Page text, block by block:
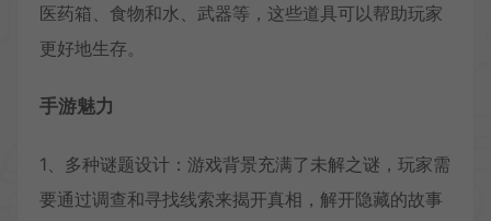
医药箱、食物和水、武器等，这些道具可以帮助玩家
更好地生存。
手游魅力
1、多种谜题设计：游戏背景充满了未解之谜，玩家需
要通过调查和寻找线索来揭开真相，解开隐藏的故事